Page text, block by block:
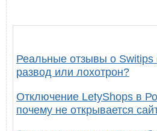
Реальные отзывы о
развод или лохотрон?
Отключение LetyShops в
почему не открывается